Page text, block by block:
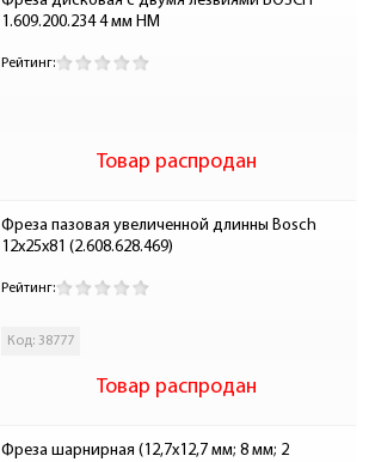
1.609.200.234 4 мм НМ
Рейтинг:
Товар распродан
Фреза пазовая увеличенной длинны Bosch
12x25x81 (2.608.628.469)
Рейтинг:
Код: 38777
Товар распродан
Фреза шарнирная (12,7х12,7 мм; 8 мм; 2